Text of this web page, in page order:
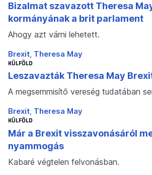
Bizalmat szavazott Theresa
kormányának a brit parlament
Ahogy azt várni lehetett.
Brexit Theresa May
KÜLFÖLD
Leszavazták Theresa May
A megsemmisítő vereség tudatában
Brexit Theresa May
KÜLFÖLD
Már a Brexit visszavonásáról
nyammogás
Kabaré végtelen felvonásban.